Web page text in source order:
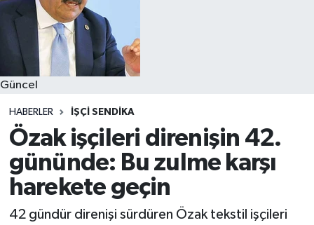
Güncel
HABERLER İŞÇI SENDIKA
Özak işçileri direnişin 42.
gününde: Bu zulme karşı
harekete geçin
42 gündür direnişi sürdüren Özak tekstil işçileri